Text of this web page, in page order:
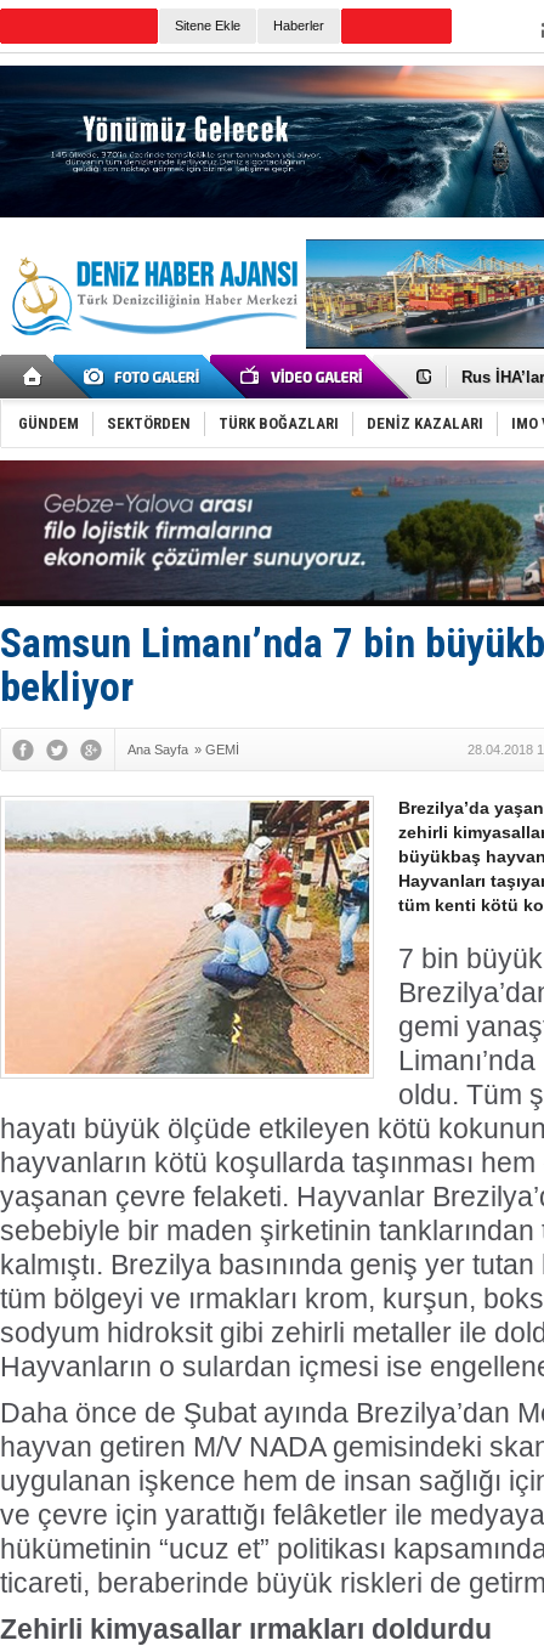
Sitene Ekle Haberler
Gemide
Rus
Tatil
Rusya,
Enejota
Denizcilik
‘14.
Taksi
TÜRKLİM
SOCAR da
Dünyanın
GÜNDEM SEKTÖRDEN TÜRK BOĞAZLARI DENİZ KAZALARI IMO
Samsun Limanı’nda 7 bin
bekliyor
Ana Sayfa » GEMİ 28.04.2018
Brezilya’da
zehirli
büyükbaş
Hayvanları
tüm kenti kötü
7 bin
gemi
oldu. Tüm
hayatı büyük ölçüde etkileyen kötü
hayvanların kötü koşullarda taşınması
yaşanan çevre felaketi. Hayvanlar
sebebiyle bir maden şirketinin tanklarından
kalmıştı. Brezilya basınında geniş yer
tüm bölgeyi ve ırmakları krom, kurşun,
sodyum hidroksit gibi zehirli metaller ile
Hayvanların o sulardan içmesi ise
Daha önce de Şubat ayında Brezilya’dan
hayvan getiren M/V NADA gemisindeki
uygulanan işkence hem de insan sağlığı
ve çevre için yarattığı felâketler ile medyaya
hükümetinin “ucuz et” politikası
ticareti, beraberinde büyük riskleri de
Zehirli kimyasallar ırmakları doldurdu